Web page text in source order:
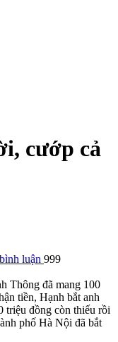
cướp cả
bình luận 999
Thông đã mang 100
tiền, Hạnh bắt anh
triệu đồng còn thiếu rồi
phố Hà Nội đã bắt